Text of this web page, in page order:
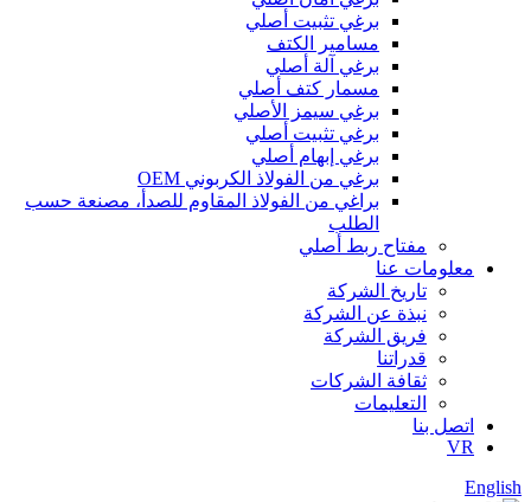
برغي تثبيت أصلي
مسامير الكتف
برغي آلة أصلي
مسمار كتف أصلي
برغي سيمز الأصلي
برغي تثبيت أصلي
برغي إبهام أصلي
برغي من الفولاذ الكربوني OEM
براغي من الفولاذ المقاوم للصدأ، مصنعة حسب
الطلب
مفتاح ربط أصلي
معلومات عنا
تاريخ الشركة
نبذة عن الشركة
فريق الشركة
قدراتنا
ثقافة الشركات
التعليمات
اتصل بنا
VR
English